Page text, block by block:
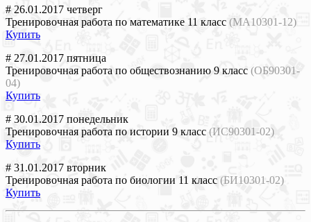
# 26.01.2017 четверг
Тренировочная работа по математике 11 класс (МА10301-12)
Купить
# 27.01.2017 пятница
Тренировочная работа по обществознанию 9 класс (ОБ90301-
04)
Купить
# 30.01.2017 понедельник
Тренировочная работа по истории 9 класс (ИС90301-02)
Купить
# 31.01.2017 вторник
Тренировочная работа по биологии 11 класс (БИ10301-02)
Купить